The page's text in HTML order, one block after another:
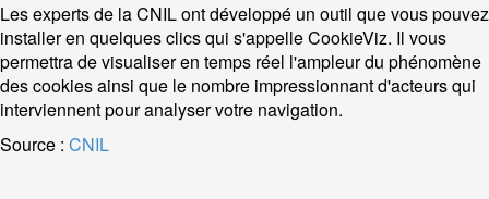
Les experts de la CNIL ont développé un outil que vous pouvez
installer en quelques clics qui s'appelle CookieViz. Il vous
permettra de visualiser en temps réel l'ampleur du phénomène
des cookies ainsi que le nombre impressionnant d'acteurs qui
interviennent pour analyser votre navigation.
Source : CNIL